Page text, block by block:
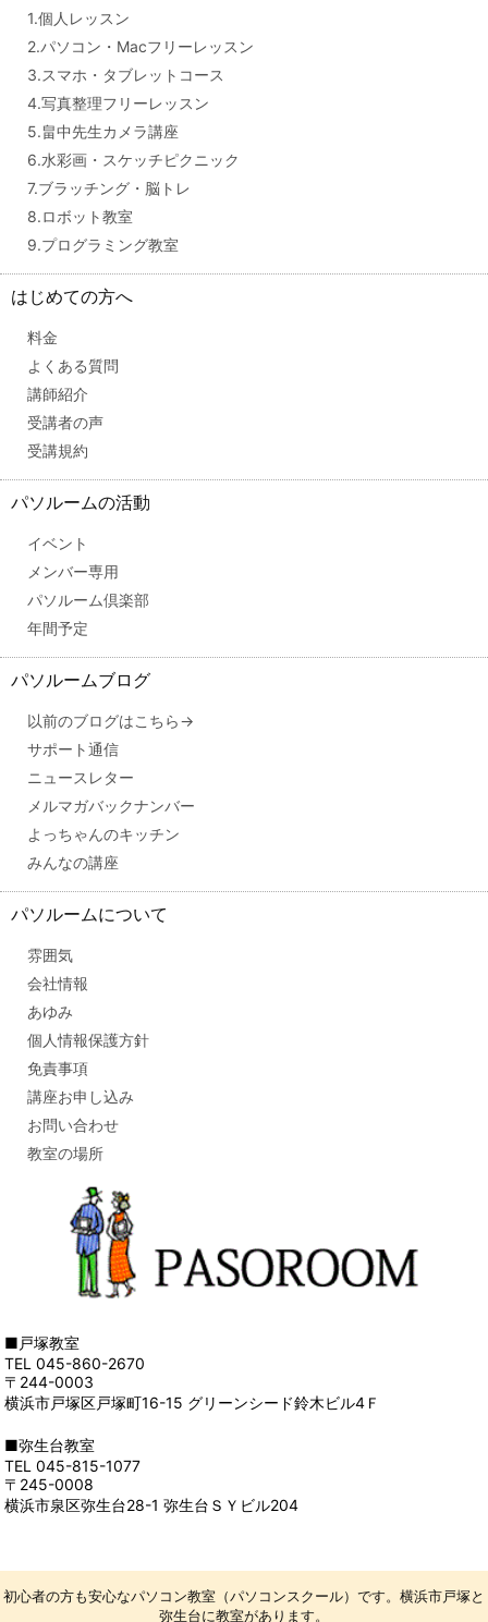
1.個人レッスン
2.パソコン・Macフリーレッスン
3.スマホ・タブレットコース
4.写真整理フリーレッスン
5.畠中先生カメラ講座
6.水彩画・スケッチピクニック
7.ブラッチング・脳トレ
8.ロボット教室
9.プログラミング教室
はじめての方へ
料金
よくある質問
講師紹介
受講者の声
受講規約
パソルームの活動
イベント
メンバー専用
パソルーム倶楽部
年間予定
パソルームブログ
以前のブログはこちら→
サポート通信
ニュースレター
メルマガバックナンバー
よっちゃんのキッチン
みんなの講座
パソルームについて
雰囲気
会社情報
あゆみ
個人情報保護方針
免責事項
講座お申し込み
お問い合わせ
教室の場所
■戸塚教室
TEL 045-860-2670
〒244-0003
横浜市戸塚区戸塚町16-15 グリーンシード鈴木ビル4Ｆ
■弥生台教室
TEL 045-815-1077
〒245-0008
横浜市泉区弥生台28-1 弥生台ＳＹビル204
初心者の方も安心なパソコン教室（パソコンスクール）です。横浜市戸塚と
弥生台に教室があります。